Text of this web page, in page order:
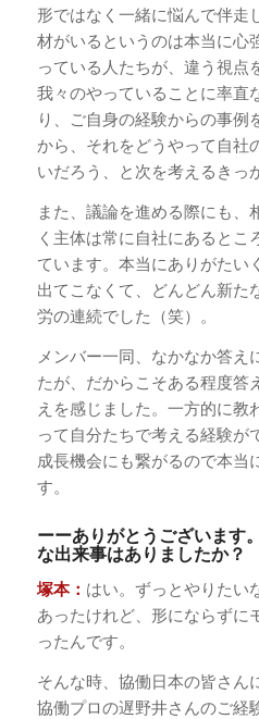
形ではなく一緒に悩んで伴走
材がいるというのは本当に心
っている人たちが、違う視点
我々のやっていることに率直
り、ご自身の経験からの事例
から、それをどうやって自社
いだろう、と次を考えるきっ
また、議論を進める際にも、
く主体は常に自社にあるとこ
ています。本当にありがたい
出てこなくて、どんどん新た
労の連続でした（笑）。
メンバー一同、なかなか答え
たが、だからこそある程度答
えを感じました。一方的に教
って自分たちで考える経験が
成長機会にも繋がるので本当
す。
ーーありがとうございます
な出来事はありましたか？
塚本： はい。ずっとやりたい
あったけれど、形にならずに
ったんです。
そんな時、協働日本の皆さん
協働プロの遅野井さんのご経